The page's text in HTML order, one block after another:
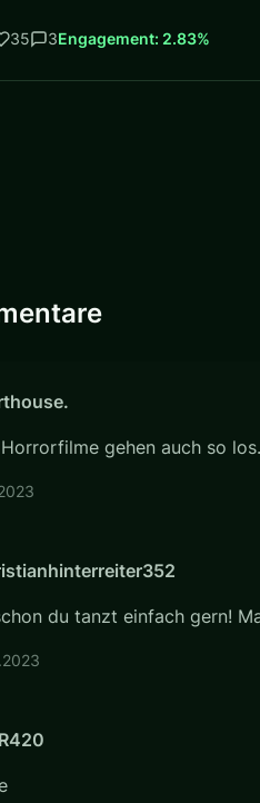
35 3Engagement: 2.83%
gehen auch so
du tanzt einfach gern!